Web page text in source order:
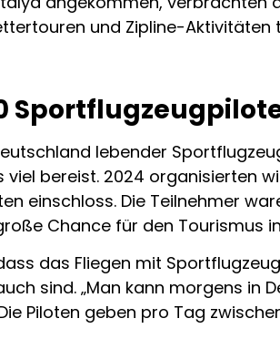
und Zipline-
lebender
bereist. 2024 organisierten
einschloss. Die Teilnehmer
Chance für den Tourismus
das Fliegen mit
sind. „Man kann morgens
Piloten geben pro Tag